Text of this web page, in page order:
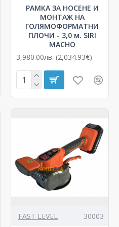
РАМКА ЗА НОСЕНЕ И
МОНТАЖ НА
ГОЛЯМОФОРМАТНИ
ПЛОЧИ - 3,0 м. SIRI
MACHO
3,980.00лв. (2,034.93€)
FAST LEVEL 30003